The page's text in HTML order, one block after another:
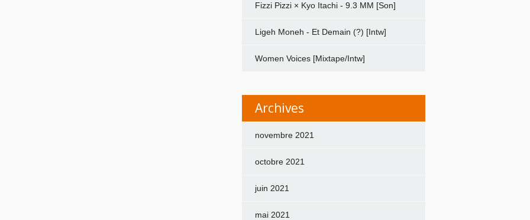
Fizzi Pizzi × Kyo Itachi - 9.3 MM [Son]
Ligeh Moneh - Et Demain (?) [Intw]
Women Voices [Mixtape/Intw]
Archives
novembre 2021
octobre 2021
juin 2021
mai 2021